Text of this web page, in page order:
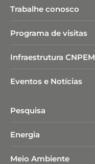
Trabalhe conosco
Programa de visitas
Infraestrutura CNPEM
Eventos e Notícias
Pesquisa
Energia
Meio Ambiente